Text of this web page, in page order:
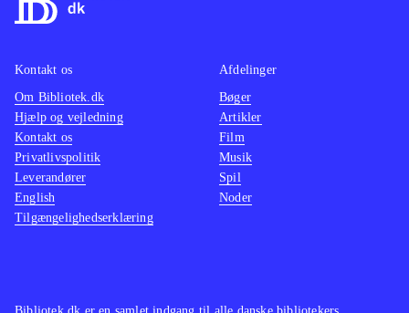
Kontakt os
Om Bibliotek.dk
Hjælp og vejledning
Kontakt os
Privatlivspolitik
Leverandører
English
Tilgængelighedserklæring
Afdelinger
Bøger
Artikler
Film
Musik
Spil
Noder